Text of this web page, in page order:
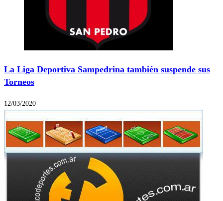
La Liga Deportiva Sampedrina también suspende sus
Torneos
12/03/2020